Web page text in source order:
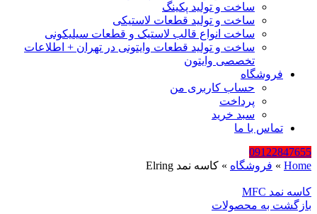
ساخت و تولید پکینگ
ساخت و تولید قطعات لاستیکی
ساخت انواع قالب لاستیک و قطعات سیلیکونی
ساخت و تولید قطعات وایتونی در تهران + اطلاعات
تخصصی وایتون
فروشگاه
حساب کاربری من
پرداخت
سبد خرید
تماس با ما
09122847655
Home
» فروشگاه » کاسه نمد Elring
کاسه نمد MFC
بازگشت به محصولات